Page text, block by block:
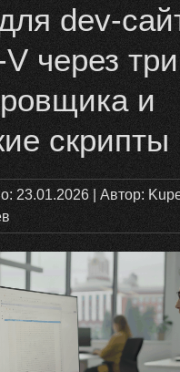
dev-
через
и
скрипты
23.01.2026| Автор: